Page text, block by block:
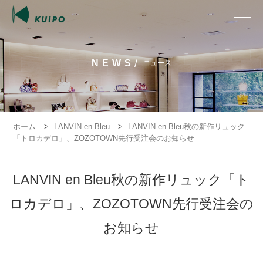
NEWS/ ニュース
ホーム > LANVIN en Bleu >
LANVIN en Bleu秋の新作リュック
「トロカデロ」、ZOZOTOWN先行受注会のお知らせ
LANVIN en Bleu秋の新作リュック「ト
ロカデロ」、ZOZOTOWN先行受注会の
お知らせ